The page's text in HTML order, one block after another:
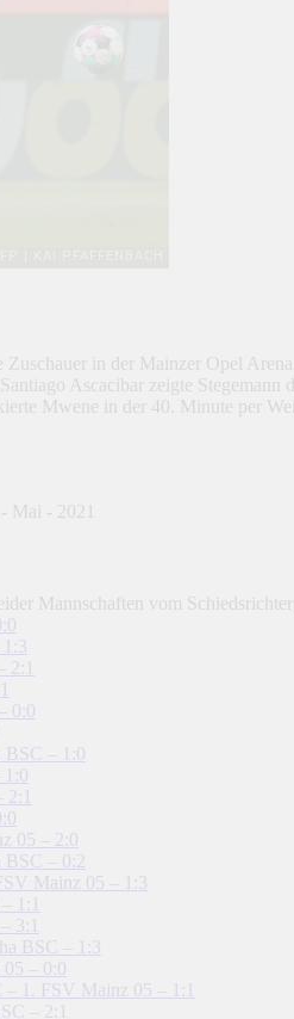
Zuschauer in der Mainzer Opel
Ascacibar zeigte
Mwene in der 40. Minute per
Mannschaften vom
0:0
BSC – 1:0
1:0
05 – 2:0
– 0:2
Mainz 05 – 1:3
1:1
3:1
BSC – 1:3
– 0:0
1. FSV Mainz 05 – 1:1
– 2:1